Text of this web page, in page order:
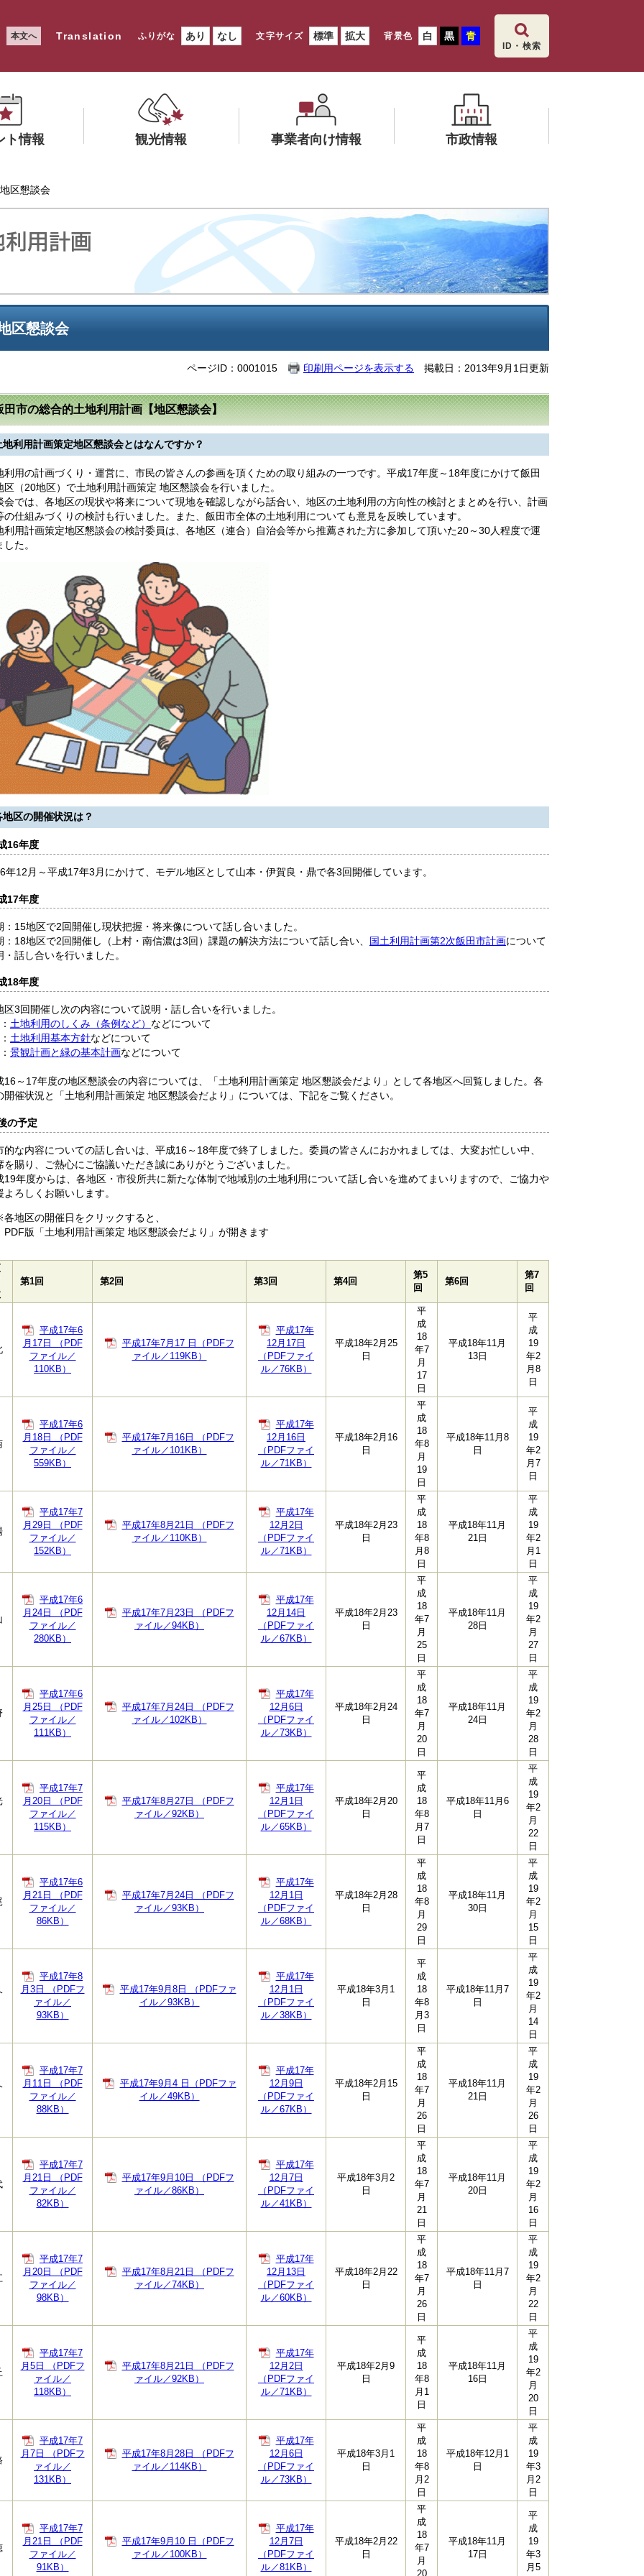
本文へ Translation ふりがな あり なし 文字サイズ 標準 拡大 背景色 白 黒 青
ID・検索
ト情報 観光情報
ニ
ー
ら
く
事業者向け情報
ニ
ュ
ー
を
ひ
ら
く
市政情報
ニ
ュ
ー
を
ひ
ら
く
区懇談会
区懇談会
ページID：0001015 印刷用ページを表示する 掲載日：2013年9月1日更新
田市の総合的土地利用計画【地区懇談会】
地利用計画策定地区懇談会とはなんですか？
用の計画づくり・運営に、市民の皆さんの参画を頂くための取り組みの一つです。平成17年度～18年度にかけて飯田
区（20地区）で土地利用計画策定 地区懇談会を行いました。
では、各地区の現状や将来について現地を確認しながら話合い、地区の土地利用の方向性の検討とまとめを行い、計画
の仕組みづくりの検討も行いました。また、飯田市全体の土地利用についても意見を反映しています。
用計画策定地区懇談会の検討委員は、各地区（連合）自治会等から推薦された方に参加して頂いた20～30人程度で運
た。
地区の開催状況は？
16年度
年12月～平成17年3月にかけて、モデル地区として山本・伊賀良・鼎で各3回開催しています。
17年度
：15地区で2回開催し現状把握・将来像について話し合いました。
：18地区で2回開催し（上村・南信濃は3回）課題の解決方法について話し合い、 国土利用計画第2次飯田市計画について
・話し合いを行いました。
18年度
3回開催し次の内容について説明・話し合いを行いました。
土地利用のしくみ（条例など） などについて
土地利用基本方針などについて
景観計画と緑の基本計画などについて
～17年度の地区懇談会の内容については、「土地利用計画策定 地区懇談会だより」として各地区へ回覧しました。各
開催状況と「土地利用計画策定 地区懇談会だより」については、下記をご覧ください。
の予定
な内容についての話し合いは、平成16～18年度で終了しました。委員の皆さんにおかれましては、大変お忙しい中、
を賜り、ご熱心にご協議いただき誠にありがとうございました。
年度からは、各地区・市役所共に新たな体制で地域別の土地利用について話し合いを進めてまいりますので、ご協力や
よろしくお願いします。
区の開催日をクリックすると、
「土地利用計画策定 地区懇談会だより」が開きます
第1回 第2回 第3回 第4回
第5
回
第6回
第7
回
平成17年6
月17日 （PDF
ファイル／
110KB）
平成17年7月17 日（PDFフ
ァイル／119KB）
平成17年
12月17日
（PDFファイ
ル／76KB）
平成18年2月25
日
平
成
18
年7
月
17
日
平成18年11月
13日
平
成
19
年2
月8
日
平成17年6
月18日 （PDF
ファイル／
559KB）
平成17年7月16日 （PDFフ
ァイル／101KB）
平成17年
12月16日
（PDFファイ
ル／71KB）
平成18年2月16
日
平
成
18
年8
月
19
日
平成18年11月8
日
平
成
19
年2
月7
日
平成17年7
月29日 （PDF
ファイル／
152KB）
平成17年8月21日 （PDFフ
ァイル／110KB）
平成17年
12月2日
（PDFファイ
ル／71KB）
平成18年2月23
日
平
成
18
年8
月8
日
平成18年11月
21日
平
成
19
年2
月1
日
平成17年6
月24日 （PDF
ファイル／
280KB）
平成17年7月23日 （PDFフ
ァイル／94KB）
平成17年
12月14日
（PDFファイ
ル／67KB）
平成18年2月23
日
平
成
18
年7
月
25
日
平成18年11月
28日
平
成
19
年2
月
27
日
平成17年6
月25日 （PDF
ファイル／
111KB）
平成17年7月24日 （PDFフ
ァイル／102KB）
平成17年
12月6日
（PDFファイ
ル／73KB）
平成18年2月24
日
平
成
18
年7
月
20
日
平成18年11月
24日
平
成
19
年2
月
28
日
平成17年7
月20日 （PDF
ファイル／
115KB）
平成17年8月27日 （PDFフ
ァイル／92KB）
平成17年
12月1日
（PDFファイ
ル／65KB）
平成18年2月20
日
平
成
18
年8
月7
日
平成18年11月6
日
平
成
19
年2
月
22
日
平成17年6
月21日 （PDF
ファイル／
86KB）
平成17年7月24日 （PDFフ
ァイル／93KB）
平成17年
12月1日
（PDFファイ
ル／68KB）
平成18年2月28
日
平
成
18
年8
月
29
日
平成18年11月
30日
平
成
19
年2
月
15
日
平成17年8
月3日 （PDFフ
ァイル／
93KB）
平成17年9月8日 （PDFファ
イル／93KB）
平成17年
12月1日
（PDFファイ
ル／38KB）
平成18年3月1
日
平
成
18
年8
月3
日
平成18年11月7
日
平
成
19
年2
月
14
日
平成17年7
月11日 （PDF
ファイル／
88KB）
平成17年9月4 日（PDFファ
イル／49KB）
平成17年
12月9日
（PDFファイ
ル／67KB）
平成18年2月15
日
平
成
18
年7
月
26
日
平成18年11月
21日
平
成
19
年2
月
26
日
平成17年7
月21日 （PDF
ファイル／
82KB）
平成17年9月10日 （PDFフ
ァイル／86KB）
平成17年
12月7日
（PDFファイ
ル／41KB）
平成18年3月2
日
平
成
18
年7
月
21
日
平成18年11月
20日
平
成
19
年2
月
16
日
平成17年7
月20日 （PDF
ファイル／
98KB）
平成17年8月21日 （PDFフ
ァイル／74KB）
平成17年
12月13日
（PDFファイ
ル／60KB）
平成18年2月22
日
平
成
18
年7
月
26
日
平成18年11月7
日
平
成
19
年2
月
22
日
平成17年7
月5日 （PDFフ
ァイル／
118KB）
平成17年8月21日 （PDFフ
ァイル／92KB）
平成17年
12月2日
（PDFファイ
ル／71KB）
平成18年2月9
日
平
成
18
年8
月1
日
平成18年11月
16日
平
成
19
年2
月
20
日
平成17年7
月7日 （PDFフ
ァイル／
131KB）
平成17年8月28日 （PDFフ
ァイル／114KB）
平成17年
12月6日
（PDFファイ
ル／73KB）
平成18年3月1
日
平
成
18
年8
月2
日
平成18年12月1
日
平
成
19
年3
月2
日
平成17年7
月21日 （PDF
ファイル／
91KB）
平成17年9月10 日（PDFフ
ァイル／100KB）
平成17年
12月7日
（PDFファイ
ル／81KB）
平成18年2月22
日
平
成
18
年7
月
20
平成18年11月
17日
平
成
19
年3
月5